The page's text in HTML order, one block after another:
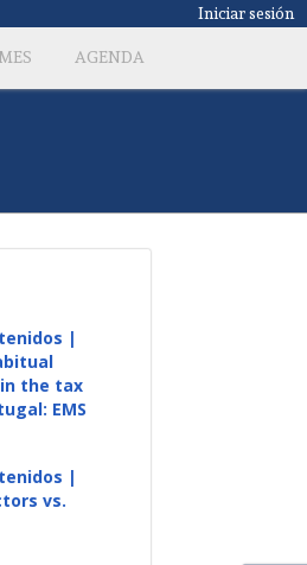
Iniciar sesión
AGENDA
|
the tax
EMS
|
vs.